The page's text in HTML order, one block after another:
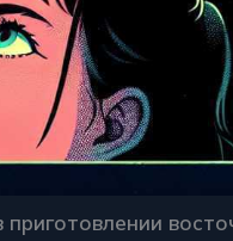
приготовлении